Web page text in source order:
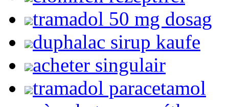
tramadol 50 mg dosag
duphalac sirup kaufe
acheter singulair
tramadol paracetamol